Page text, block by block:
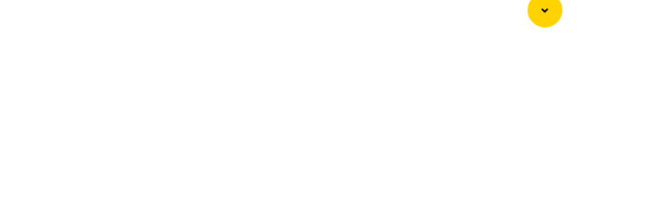
Với tính năng cảm biến chuyển động và cảnh báo thông minh, Camera Zoom 25X giúp
Với Camera Zoom 25X, bạn hoàn toàn yên tâm về việc quan sát và giám sát từ xa mọi